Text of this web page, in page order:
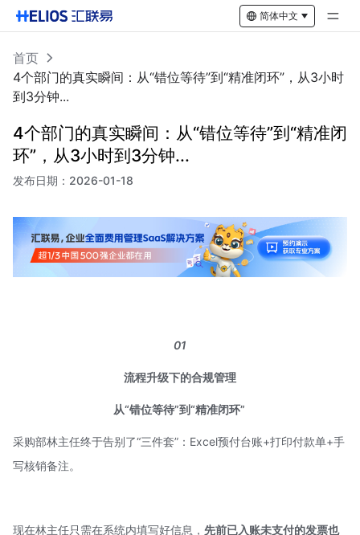
简体中文
首页
4个部门的真实瞬间：从“错位等待”到“精准闭环”，从3小时
到3分钟...
4个部门的真实瞬间：从“错位等待”到“精准闭
环”，从3小时到3分钟...
发布日期： 2026-01-18
01
流程升级下的合规管理
从“错位等待”到“精准闭环”
采购部林主任终于告别了“三件套”：Excel预付台账+打印付款单+手
写核销备注。
现在林主任只需在系统内填写好信息， 先前已入账未支付的发票也